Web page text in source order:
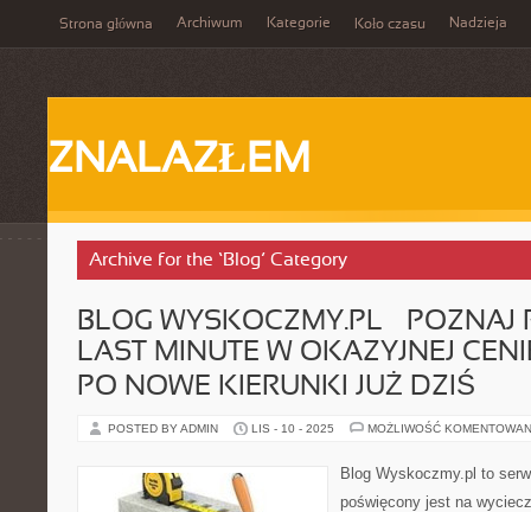
Strona główna Archiwum Kategorie Koło czasu Nadzieja
ZNALAZŁEM
Archive for the ‘Blog’ Category
BLOG WYSKOCZMY.PL – POZNAJ
LAST MINUTE W OKAZYJNEJ
PO NOWE KIERUNKI JUŻ DZIŚ
POSTED BY ADMIN LIS - 10 - 2025 MOŻLIWOŚĆ
Blog Wyskoczmy.pl to
poświęcony jest na